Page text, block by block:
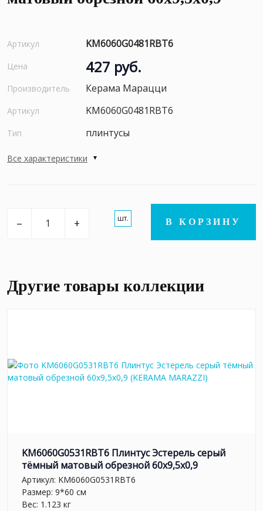
Артикул KM6060G0481RBT6
Цена 427 руб.
Производитель Керама Марацци
Артикул KM6060G0481RBT6
Тип плинтусы
Все характеристики
– + шт. В КОРЗИНУ
Другие товары коллекции
KM6060G0531RBT6 Плинтус Эстерель серый
тёмный матовый обрезной 60x9,5x0,9
Артикул: KM6060G0531RBT6
Размер: 9*60 см
Вес: 1.123 кг